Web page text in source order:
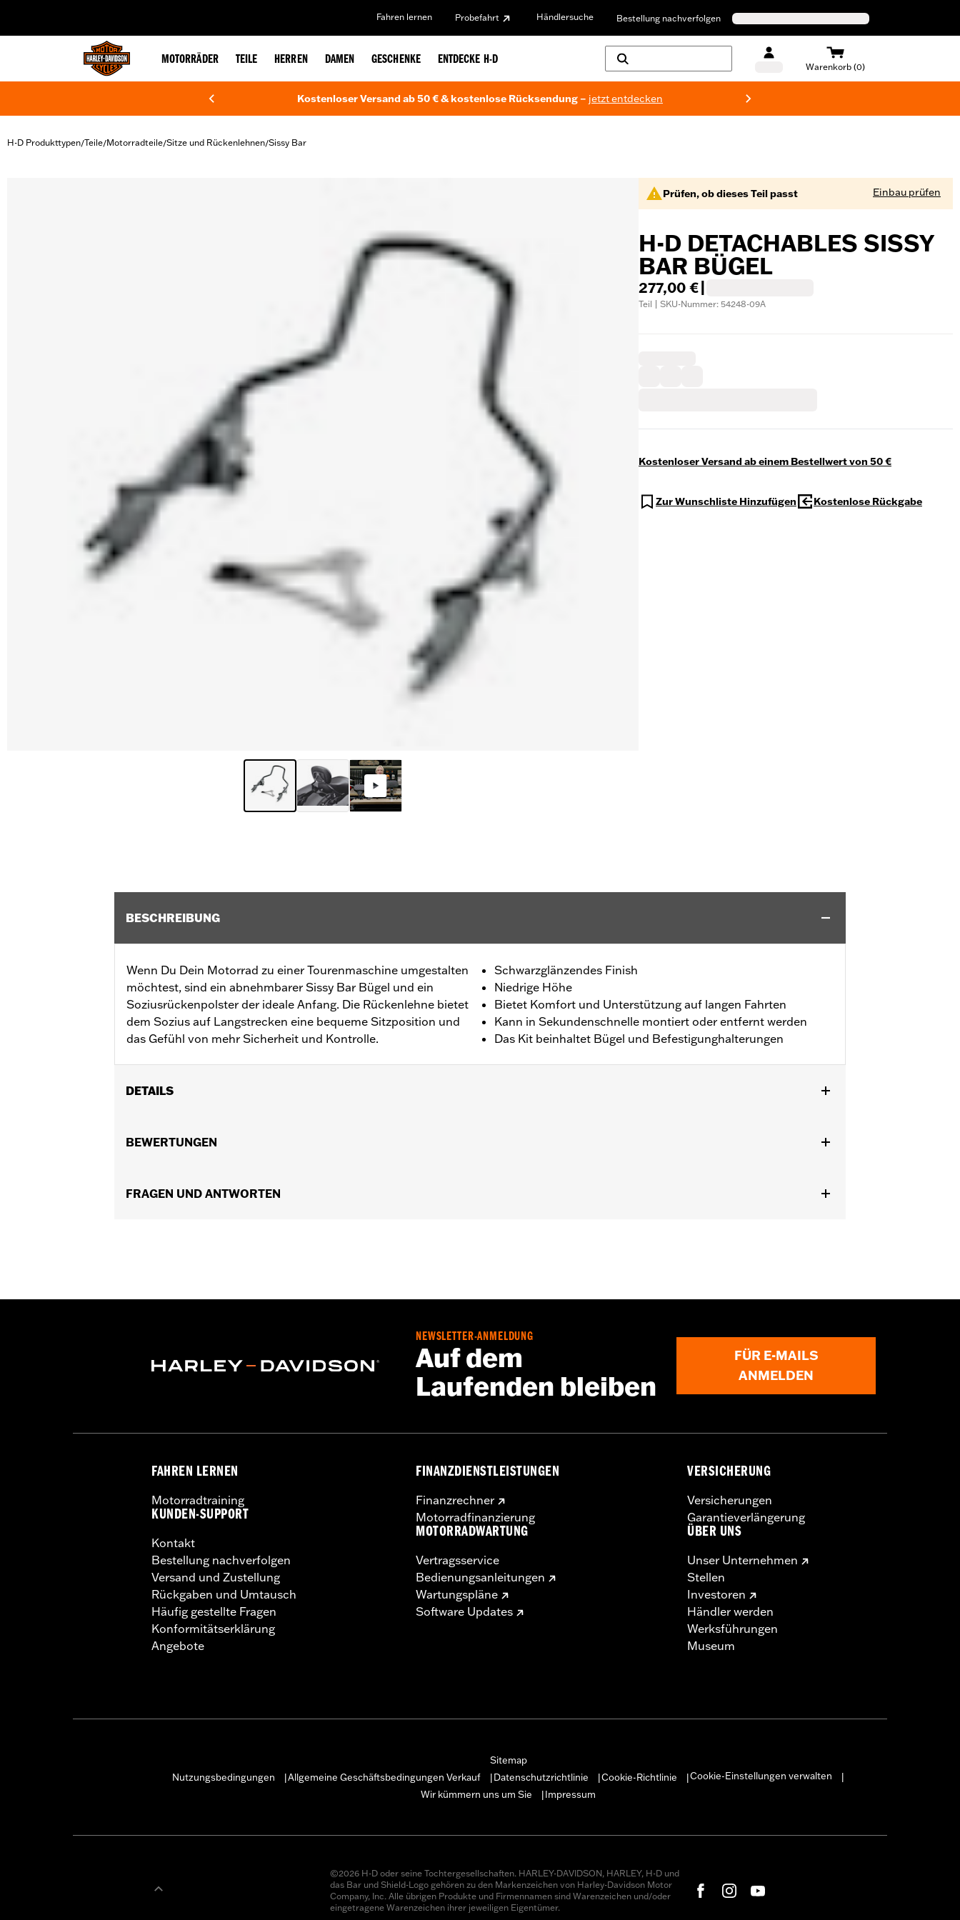
Fahren lernen Probefahrt Händlersuche Bestellung nachverfolgen
MOTORRÄDER TEILE HERREN DAMEN GESCHENKE ENTDECKE H-D
Warenkorb (0)
Kostenloser Versand ab 50 € & kostenlose Rücksendung – jetzt entdecken
H-D Produkttypen/Teile/Motorradteile/Sitze und Rückenlehnen/Sissy Bar
Prüfen, ob dieses Teil passt Einbau prüfen
H-D DETACHABLES SISSY
BAR BÜGEL
277,00 €
Teil | SKU-Nummer: 54248-09A
Kostenloser Versand ab einem Bestellwert von 50 €
Zur Wunschliste Hinzufügen Kostenlose Rückgabe
BESCHREIBUNG
Wenn Du Dein Motorrad zu einer Tourenmaschine umgestalten
möchtest, sind ein abnehmbarer Sissy Bar Bügel und ein
Soziusrückenpolster der ideale Anfang. Die Rückenlehne bietet
dem Sozius auf Langstrecken eine bequeme Sitzposition und
das Gefühl von mehr Sicherheit und Kontrolle.
Schwarzglänzendes Finish
Niedrige Höhe
Bietet Komfort und Unterstützung auf langen Fahrten
Kann in Sekundenschnelle montiert oder entfernt werden
Das Kit beinhaltet Bügel und Befestigunghalterungen
DETAILS
Tour-Pak® Koffer erfordern den Kauf des entsprechenden H-D® Detachables™ Tour-Pak® Umbaukits. FLTRXSTSE Modelle erfordern
54000337 Kit für Befestigungsteile. Nicht geeignet in Verbindung mit Federbeinen mit externem Ausgleichsbehälter P/N 54000193,
Höhe:9.5 Inches
In der Box:Bügel und Montagehalterungen
BEWERTUNGEN
FRAGEN UND ANTWORTEN
NEWSLETTER-ANMELDUNG
Auf dem
Laufenden bleiben
FÜR E-MAILS
ANMELDEN
FAHREN LERNEN
Motorradtraining
KUNDEN-SUPPORT
Kontakt
Bestellung nachverfolgen
Versand und Zustellung
Rückgaben und Umtausch
Häufig gestellte Fragen
Konformitätserklärung
Angebote
FINANZDIENSTLEISTUNGEN
Finanzrechner
Motorradfinanzierung
MOTORRADWARTUNG
Vertragsservice
Bedienungsanleitungen
Wartungspläne
Software Updates
VERSICHERUNG
Versicherungen
Garantieverlängerung
ÜBER UNS
Unser Unternehmen
Stellen
Investoren
Händler werden
Werksführungen
Museum
Sitemap
Nutzungsbedingungen
Allgemeine Geschäftsbedingungen Verkauf Datenschutzrichtlinie Cookie-Richtlinie Cookie-Einstellungen verwalten
Wir kümmern uns um Sie
Impressum
©2026 H-D oder seine Tochtergesellschaften. HARLEY-DAVIDSON, HARLEY, H-D und
das Bar und Shield-Logo gehören zu den Markenzeichen von Harley-Davidson Motor
Company, Inc. Alle übrigen Produkte und Firmennamen sind Warenzeichen und/oder
eingetragene Warenzeichen ihrer jeweiligen Eigentümer.